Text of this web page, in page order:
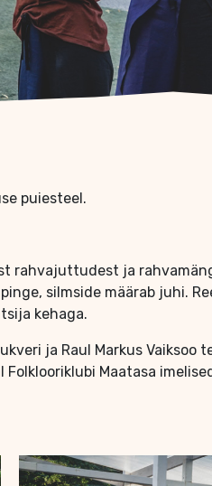
puiesteel.
rahvajuttudest ja
silmside määrab juhi.
kehaga.
ja Raul Markus
Maatasa